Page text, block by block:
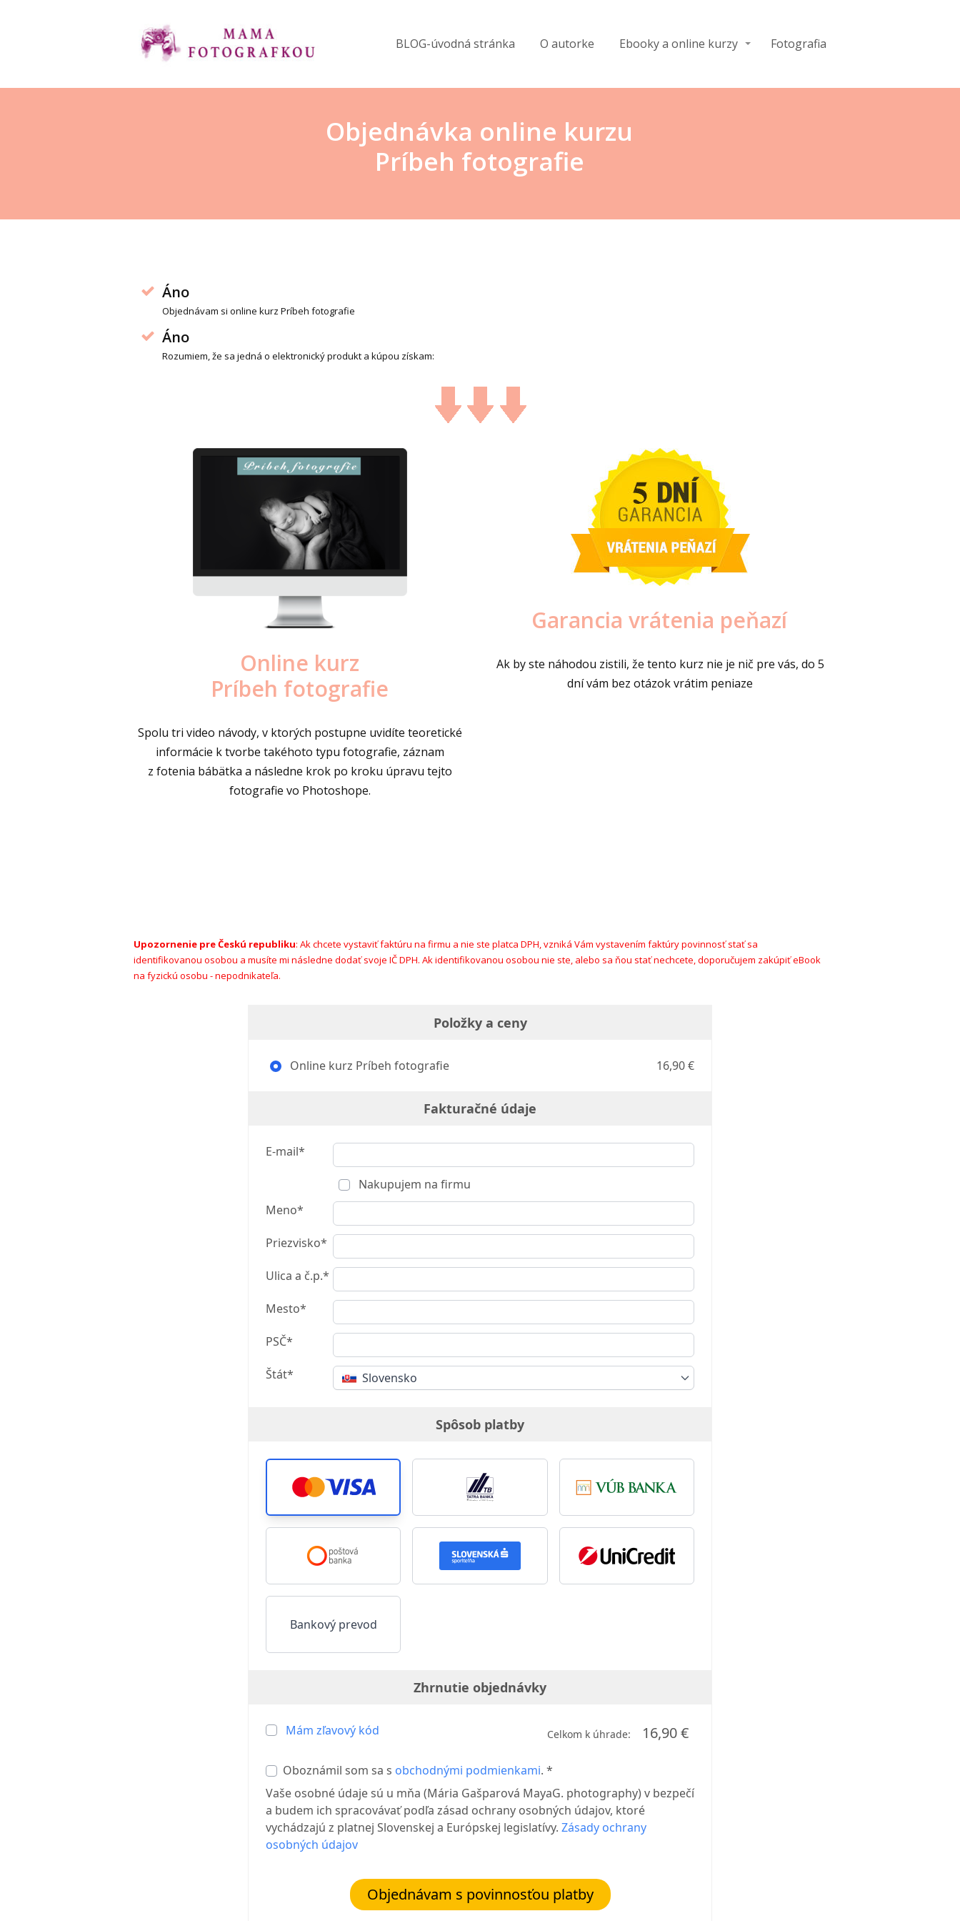
BLOG-úvodná stránka O autorke Ebooky a online kurzy Fotografia
Objednávka online kurzu
Príbeh fotografie
Áno
Objednávam si online kurz Príbeh fotografie
Áno
Rozumiem, že sa jedná o elektronický produkt a kúpou získam:
Online kurz
Príbeh fotografie
Spolu tri video návody, v ktorých postupne uvidíte teoretické
informácie k tvorbe takéhoto typu fotografie, záznam
z fotenia bábätka a následne krok po kroku úpravu tejto
fotografie vo Photoshope.
Garancia vrátenia peňazí
Ak by ste náhodou zistili, že tento kurz nie je nič pre vás, do 5
dní vám bez otázok vrátim peniaze
Upozornenie pre Českú republiku: Ak chcete vystaviť faktúru na firmu a nie ste platca DPH, vzniká Vám vystavením faktúry povinnosť stať sa
identifikovanou osobou a musíte mi následne dodať svoje IČ DPH. Ak identifikovanou osobou nie ste, alebo sa ňou stať nechcete, doporučujem zakúpiť eBook
na fyzickú osobu - nepodnikateľa.
Položky a ceny
Online kurz Príbeh fotografie 16,90 €
Fakturačné údaje
E-mail*
Nakupujem na firmu
Meno*
Priezvisko*
Ulica a č.p.*
Mesto*
PSČ*
Štát* Slovensko
Spôsob platby
Bankový prevod
Zhrnutie objednávky
Mám zľavový kód Celkom k úhrade: 16,90 €
Oboznámil som sa s obchodnými podmienkami. *
Vaše osobné údaje sú u mňa (Mária Gašparová MayaG. photography) v bezpečí
a budem ich spracovávať podľa zásad ochrany osobných údajov, ktoré
vychádzajú z platnej Slovenskej a Európskej legislatívy. Zásady ochrany
osobných údajov
Objednávam s povinnosťou platby